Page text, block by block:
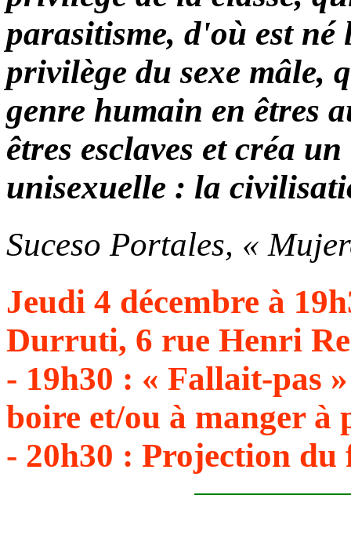
parasitisme, d'où est né
privilège du sexe mâle,
genre humain en êtres
êtres esclaves et créa
unisexuelle : la
Suceso Portales, «
Jeudi 4 décembre à
Durruti, 6 rue Henri
- 19h30 : « Fallait-pas
boire et/ou à manger à
- 20h30 : Projection du